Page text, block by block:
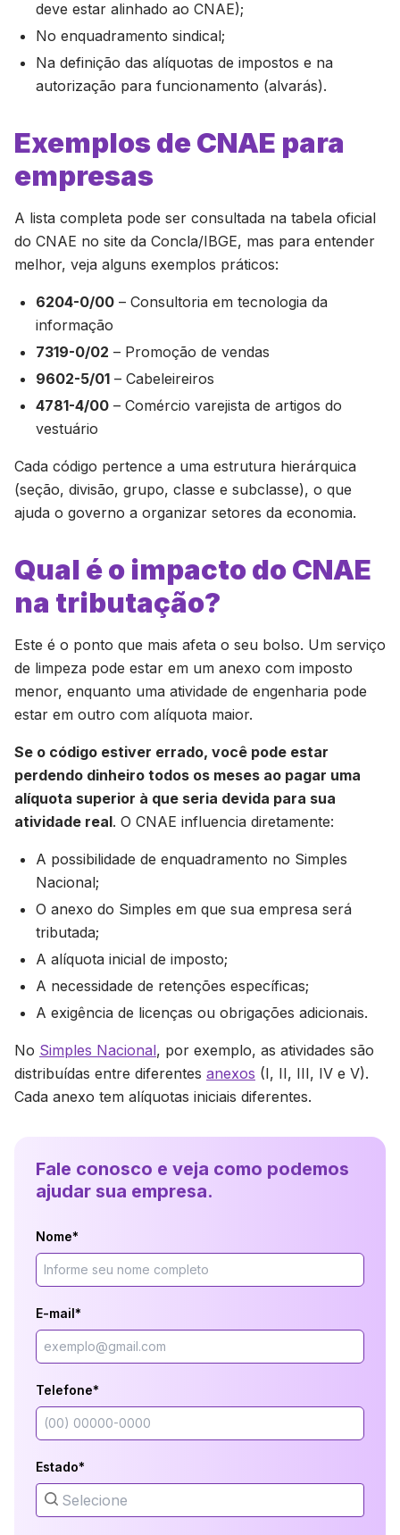
deve estar alinhado ao CNAE);
No enquadramento sindical;
Na definição das alíquotas de impostos e na
autorização para funcionamento (alvarás).
Exemplos de CNAE para
empresas
A lista completa pode ser consultada na tabela oficial
do CNAE no site da Concla/IBGE, mas para entender
melhor, veja alguns exemplos práticos:
6204-0/00 – Consultoria em tecnologia da
informação
7319-0/02 – Promoção de vendas
9602-5/01 – Cabeleireiros
4781-4/00 – Comércio varejista de artigos do
vestuário
Cada código pertence a uma estrutura hierárquica
(seção, divisão, grupo, classe e subclasse), o que
ajuda o governo a organizar setores da economia.
Qual é o impacto do CNAE
na tributação?
Este é o ponto que mais afeta o seu bolso. Um serviço
de limpeza pode estar em um anexo com imposto
menor, enquanto uma atividade de engenharia pode
estar em outro com alíquota maior.
Se o código estiver errado, você pode estar
perdendo dinheiro todos os meses ao pagar uma
alíquota superior à que seria devida para sua
atividade real. O CNAE influencia diretamente:
A possibilidade de enquadramento no Simples
Nacional;
O anexo do Simples em que sua empresa será
tributada;
A alíquota inicial de imposto;
A necessidade de retenções específicas;
A exigência de licenças ou obrigações adicionais.
No Simples Nacional, por exemplo, as atividades são
distribuídas entre diferentes anexos (I, II, III, IV e V).
Cada anexo tem alíquotas iniciais diferentes.
Fale conosco e veja como podemos
ajudar sua empresa.
Nome*
E-mail*
Telefone*
Estado*